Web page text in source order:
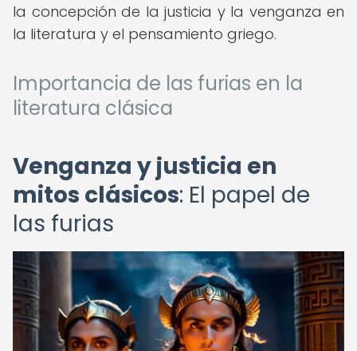
la concepción de la justicia y la venganza en
la literatura y el pensamiento griego.
Importancia de las furias en la
literatura clásica
Venganza y justicia en
mitos clásicos: El papel de
las furias